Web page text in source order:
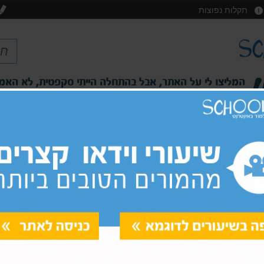
תקלות נפוצות
לא יודעת איך הייתי עוברת את הבגרות בלי האתר הזה.
השיעורים מומחשים בצורה פשוטה והמורים ברורים.
שיר, תלמידה בכיתה יא'
כיתות י'-י"ב
פסיכומטרי מימד
אמיר/ם